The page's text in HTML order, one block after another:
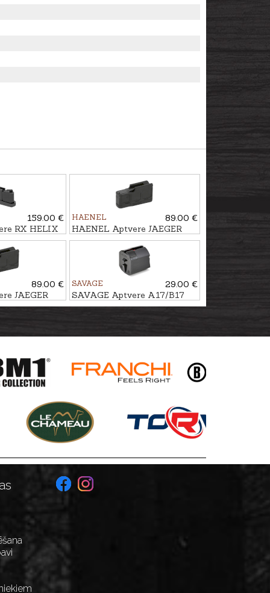
159.00 €
RX HELIX
HAENEL
89.00 €
HAENEL Aptvere JAEGER
NXT kal. .308Win., 5 patr.
89.00 €
JAEGER
5 patr.
SAVAGE
29.00 €
SAVAGE Aptvere A17/B17
kal. 17HMR, 10 patr.